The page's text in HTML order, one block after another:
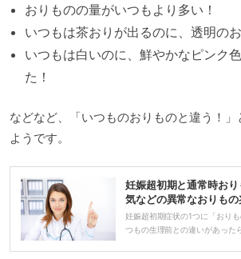
おりものの量がいつもより多い！
いつもは茶おりが出るのに、透明の
いつもは白いのに、鮮やかなピンク
た！
などなど、「いつものおりものと違う！
ようです。
妊娠超初期と通常時お
気などの異常なおりも
妊娠超初期症状の1つに「おり
つもの生理前との違いがあった